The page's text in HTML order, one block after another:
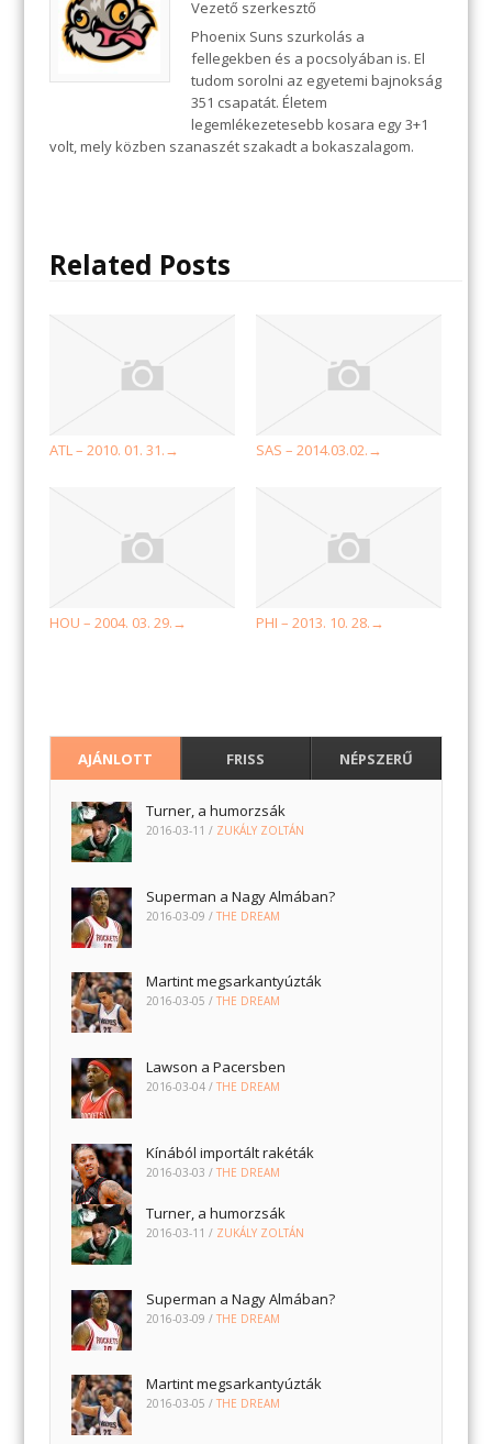
Vezető szerkesztő
Phoenix Suns szurkolás a
fellegekben és a pocsolyában is. El
tudom sorolni az egyetemi bajnokság
351 csapatát. Életem
legemlékezetesebb kosara egy 3+1
volt, mely közben szanaszét szakadt a bokaszalagom.
Related Posts
ATL – 2010. 01. 31. → SAS – 2014.03.02. →
HOU – 2004. 03. 29. → PHI – 2013. 10. 28. →
AJÁNLOTT FRISS NÉPSZERŰ
Turner, a humorzsák
2016-03-11 / ZUKÁLY ZOLTÁN
Superman a Nagy Almában?
2016-03-09 /THE DREAM
Martint megsarkantyúzták
2016-03-05 /THE DREAM
Lawson a Pacersben
2016-03-04 /THE DREAM
Kínából importált rakéták
2016-03-03 /THE DREAM
Turner, a humorzsák
2016-03-11 / ZUKÁLY ZOLTÁN
Superman a Nagy Almában?
2016-03-09 /THE DREAM
Martint megsarkantyúzták
2016-03-05 /THE DREAM